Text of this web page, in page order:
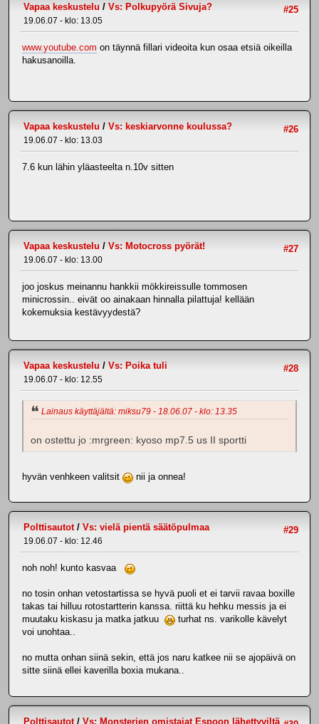
#25
Vapaa keskustelu / Vs: Polkupyörä Sivuja?
19.06.07 - klo: 13.05
www.youtube.com on täynnä fillari videoita kun osaa etsiä oikeilla
hakusanoilla.
#26
Vapaa keskustelu / Vs: keskiarvonne koulussa?
19.06.07 - klo: 13.03
7.6 kun lähin yläasteelta n.10v sitten
#27
Vapaa keskustelu / Vs: Motocross pyörät!
19.06.07 - klo: 13.00
joo joskus meinannu hankkii mökkireissulle tommosen
minicrossin.. eivät oo ainakaan hinnalla pilattuja! kellään
kokemuksia kestävyydestä?
#28
Vapaa keskustelu / Vs: Poika tuli
19.06.07 - klo: 12.55
Lainaus käyttäjältä: miksu79 - 18.06.07 - klo: 13.35
on ostettu jo :mrgreen: kyoso mp7.5 us II sportti
hyvän venhkeen valitsit nii ja onnea!
#29
Polttisautot/ Vs: vielä pientä säätöpulmaa
19.06.07 - klo: 12.46
noh noh! kunto kasvaa
no tosin onhan vetostartissa se hyvä puoli et ei tarvii ravaa boxille
takas tai hilluu rotostartterin kanssa. riittä ku hehku messis ja ei
muutaku kiskasu ja matka jatkuu
turhat ns. varikolle kävelyt
voi unohtaa..
no mutta onhan siinä sekin, että jos naru katkee nii se ajopäivä on
sitte siinä ellei kaverilla boxia mukana..
Polttisautot/ Vs: Monsterien omistajat Espoon lähettyviltä